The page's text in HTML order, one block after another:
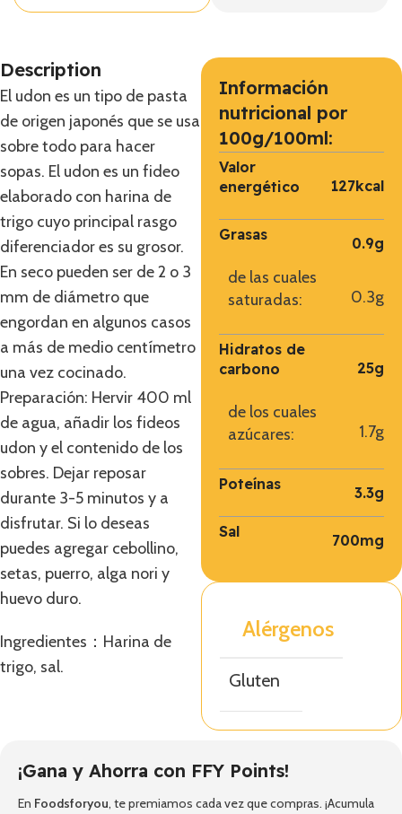
Description
El udon es un tipo de pasta
de origen japonés que se usa
sobre todo para hacer
sopas. El udon es un fideo
elaborado con harina de
trigo cuyo principal rasgo
diferenciador es su grosor.
En seco pueden ser de 2 o 3
mm de diámetro que
engordan en algunos casos
a más de medio centímetro
una vez cocinado.
Preparación: Hervir 400 ml
de agua, añadir los fideos
udon y el contenido de los
sobres. Dejar reposar
durante 3-5 minutos y a
disfrutar. Si lo deseas
puedes agregar cebollino,
setas, puerro, alga nori y
huevo duro.
Ingredientes：Harina de
trigo, sal.
Información
nutricional por
100g/100ml:
Valor
energético
127kcal
Grasas 0.9g
de las cuales
saturadas:
0.3g
Hidratos de
carbono
25g
de los cuales
azúcares:
1.7g
Poteínas 3.3g
Sal 700mg
Alérgenos
Gluten
¡Gana y Ahorra con FFY Points!
En Foodsforyou, te premiamos cada vez que compras. ¡Acumula